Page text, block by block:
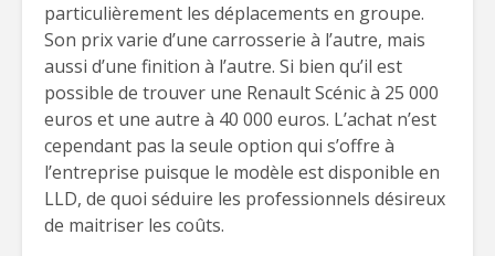
particulièrement les déplacements en groupe.
Son prix varie d’une carrosserie à l’autre, mais
aussi d’une finition à l’autre. Si bien qu’il est
possible de trouver une Renault Scénic à 25 000
euros et une autre à 40 000 euros. L’achat n’est
cependant pas la seule option qui s’offre à
l’entreprise puisque le modèle est disponible en
LLD, de quoi séduire les professionnels désireux
de maitriser les coûts.